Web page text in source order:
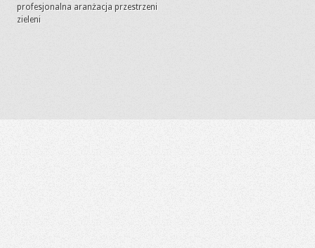
profesjonalna aranżacja przestrzeni
zieleni